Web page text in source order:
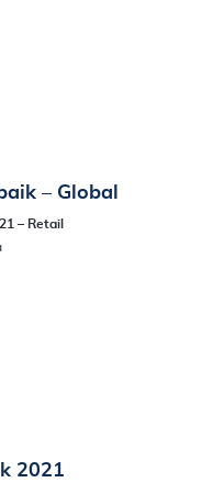
– Global
– Retail
2021